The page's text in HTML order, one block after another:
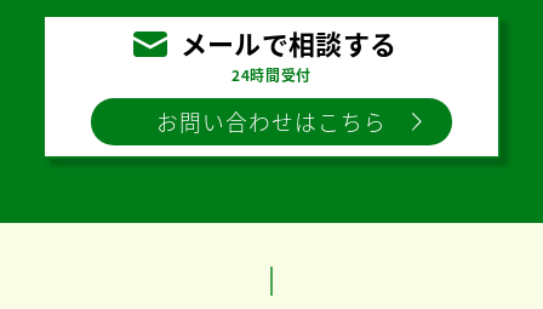
メールで相談する
24時間受付
お問い合わせはこちら